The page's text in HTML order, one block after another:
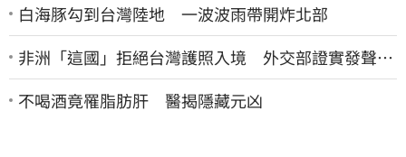
白海豚勾到台灣陸地 一波波雨帶開炸北部
非洲「這國」拒絕台灣護照入境 外交部證實發聲
了：持續交涉聯繫
不喝酒竟罹脂肪肝 醫揭隱藏元凶